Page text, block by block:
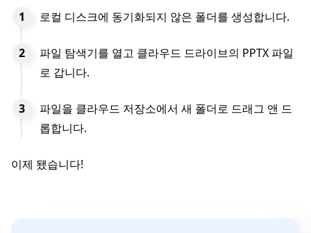
로컬 디스크에 동기화되지 않은 폴더를 생성합니다.
파일 탐색기를 열고 클라우드 드라이브의 PPTX 파일
로 갑니다.
파일을 클라우드 저장소에서 새 폴더로 드래그 앤 드
롭합니다.
이제 됐습니다!